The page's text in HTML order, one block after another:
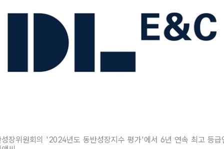
장위원회의 '2024년도 동반성장지수 평가'에서 6년 연속 최고 등